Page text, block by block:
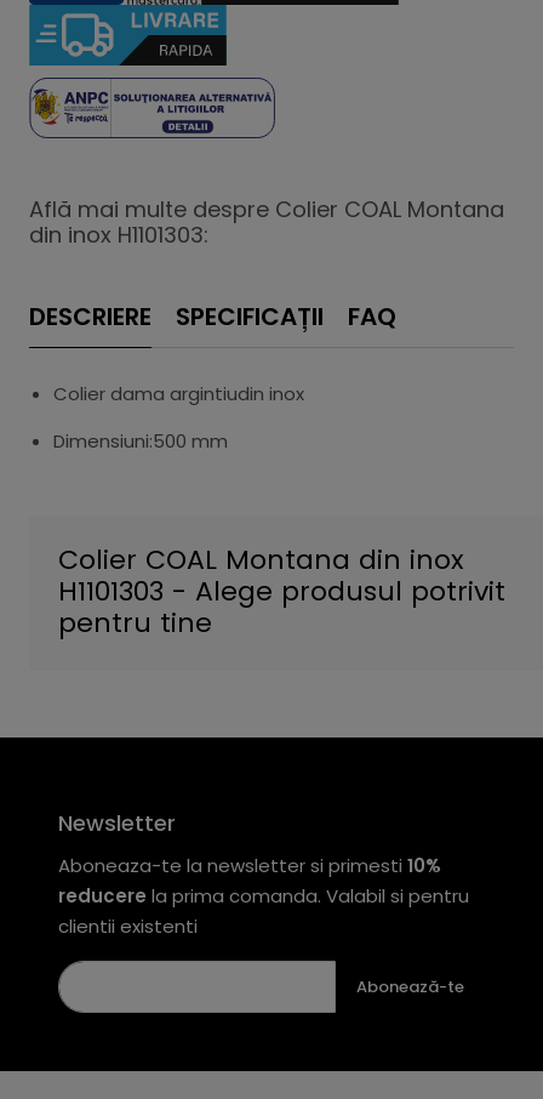
Află mai multe despre Colier COAL Montana
din inox H1101303:
DESCRIERE SPECIFICAȚII FAQ
Colier dama argintiudin inox
Dimensiuni:500 mm
Colier COAL Montana din inox
H1101303 - Alege produsul potrivit
pentru tine
Newsletter
Aboneaza-te la newsletter si primesti 10%
reducere la prima comanda. Valabil si pentru
clientii existenti
Abonează-te